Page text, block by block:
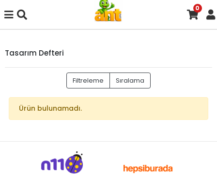
0
Tasarım Defteri
Filtreleme Sıralama
Ürün bulunamadı.